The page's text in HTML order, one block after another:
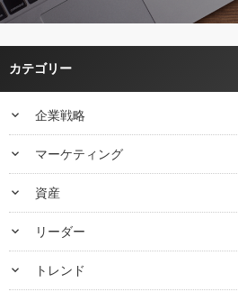
カテゴリー
keyboard_arrow_down 企業戦略
keyboard_arrow_down マーケティング
keyboard_arrow_down 資産
keyboard_arrow_down リーダー
keyboard_arrow_down トレンド